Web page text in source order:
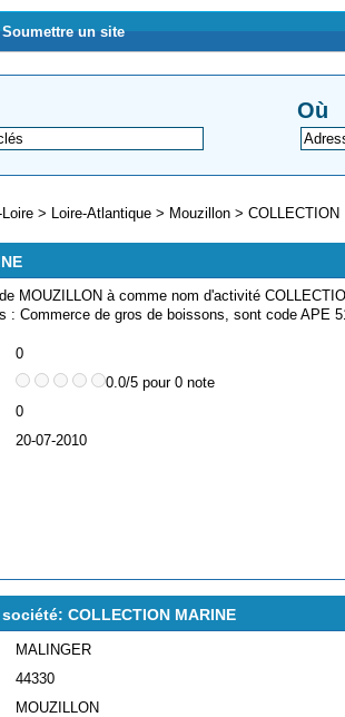
Soumettre un site
Où
> Loire-Atlantique > Mouzillon > COLLECTION
MOUZILLON à comme nom d'activité
: Commerce de gros de boissons, sont code APE
0
0.0/5 pour 0 note
0
20-07-2010
COLLECTION MARINE
MALINGER
44330
MOUZILLON